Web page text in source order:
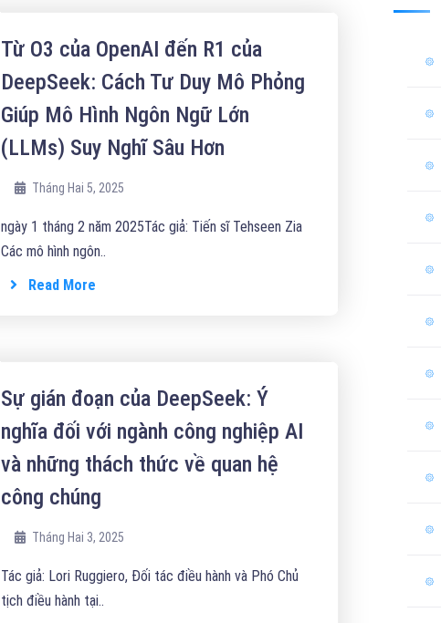
Từ O3 của OpenAI đến R1 của
DeepSeek: Cách Tư Duy Mô Phỏng
Giúp Mô Hình Ngôn Ngữ Lớn
(LLMs) Suy Nghĩ Sâu Hơn
Tháng Hai 5, 2025
ngày 1 tháng 2 năm 2025Tác giả: Tiến sĩ Tehseen Zia
Các mô hình ngôn..
Read More
Sự gián đoạn của DeepSeek: Ý
nghĩa đối với ngành công nghiệp AI
và những thách thức về quan hệ
công chúng
Tháng Hai 3, 2025
Tác giả: Lori Ruggiero, Đối tác điều hành và Phó Chủ
tịch điều hành tại..